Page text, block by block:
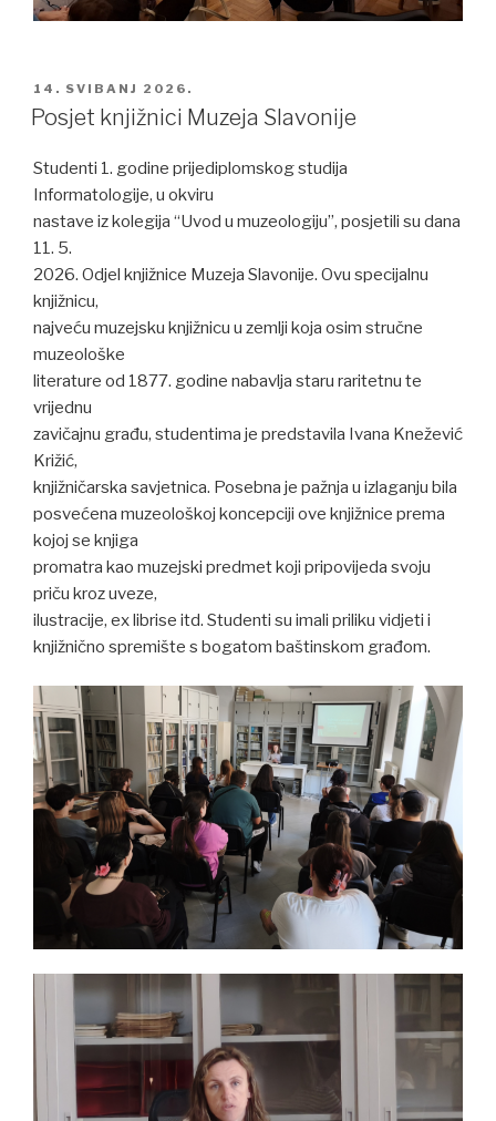
POSTED
ON
14. SVIBANJ 2026.
Posjet knjižnici Muzeja Slavonije
Studenti 1. godine prijediplomskog studija
Informatologije, u okviru
nastave iz kolegija “Uvod u muzeologiju”, posjetili su dana
11. 5.
2026. Odjel knjižnice Muzeja Slavonije. Ovu specijalnu
knjižnicu,
najveću muzejsku knjižnicu u zemlji koja osim stručne
muzeološke
literature od 1877. godine nabavlja staru raritetnu te
vrijednu
zavičajnu građu, studentima je predstavila Ivana Knežević
Križić,
knjižničarska savjetnica. Posebna je pažnja u izlaganju bila
posvećena muzeološkoj koncepciji ove knjižnice prema
kojoj se knjiga
promatra kao muzejski predmet koji pripovijeda svoju
priču kroz uveze,
ilustracije, ex librise itd. Studenti su imali priliku vidjeti i
knjižnično spremište s bogatom baštinskom građom.